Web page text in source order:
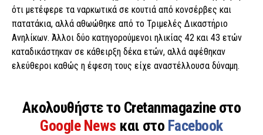
ότι μετέφερε τα ναρκωτικά σε κουτιά από κονσέρβες και
πατατάκια, αλλά αθωώθηκε από το Τριμελές Δικαστήριο
Ανηλίκων. Άλλοι δύο κατηγορούμενοι ηλικίας 42 και 43 ετών
καταδικάστηκαν σε κάθειρξη δέκα ετών, αλλά αφέθηκαν
ελεύθεροι καθώς η έφεση τους είχε αναστέλλουσα δύναμη.
Ακολουθήστε το Cretanmagazine στο
Google News και στο Facebook